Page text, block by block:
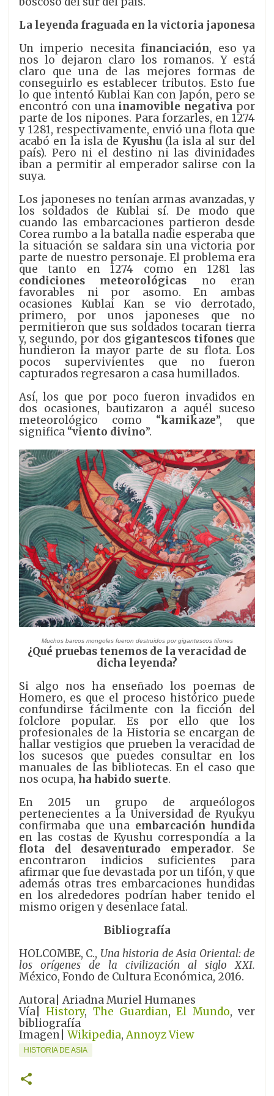
La leyenda fraguada en la victoria japonesa
Un imperio necesitafinanciación, eso ya
nos lo dejaron claro los romanos. Y está
claro que una de las mejores formas de
conseguirlo es establecer tributos. Esto fue
lo que intentó Kublai Kan con Japón, pero se
encontró con una inamovible negativa por
parte de los nipones. Para forzarles, en 1274
y 1281, respectivamente, envió una flota que
acabó en la isla de Kyushu (la isla al sur del
país). Pero ni el destino ni las divinidades
iban a permitir al emperador salirse con la
suya.
Los japoneses no tenían armas avanzadas, y
los soldados de Kublai sí. De modo que
cuando las embarcaciones partieron desde
Corea rumbo a la batalla nadie esperaba que
la situación se saldara sin una victoria por
parte de nuestro personaje. El problema era
que tanto en 1274 como en 1281 las
condiciones meteorológicas no eran
favorables ni por asomo. En ambas
ocasiones Kublai Kan se vio derrotado,
primero, por unos japoneses que no
permitieron que sus soldados tocaran tierra
y, segundo, por dos gigantescos tifones que
hundieron la mayor parte de su flota. Los
pocos supervivientes que no fueron
capturados regresaron a casa humillados.
Así, los que por poco fueron invadidos en
dos ocasiones, bautizaron a aquél suceso
meteorológico como “kamikaze”, que
significa “viento divino”.
Muchos barcos mongoles fueron destruidos por gigantescos tifones
¿Qué pruebas tenemos de la veracidad de
dicha leyenda?
Si algo nos ha enseñado los poemas de
Homero, es que el proceso histórico puede
confundirse fácilmente con la ficción del
folclore popular. Es por ello que los
profesionales de la Historia se encargan de
hallar vestigios que prueben la veracidad de
los sucesos que puedes consultar en los
manuales de las bibliotecas. En el caso que
nos ocupa, ha habido suerte.
En 2015 un grupo de arqueólogos
pertenecientes a la Universidad de Ryukyu
confirmaba que una embarcación hundida
en las costas de Kyushu correspondía a la
flota del desaventurado emperador. Se
encontraron indicios suficientes para
afirmar que fue devastada por un tifón, y que
además otras tres embarcaciones hundidas
en los alrededores podrían haber tenido el
mismo origen y desenlace fatal.
Bibliografía
HOLCOMBE, C., Una historia de Asia Oriental: de
los orígenes de la civilización al siglo XXI.
México, Fondo de Cultura Económica, 2016.
Autora| Ariadna Muriel Humanes
Vía|History, The Guardian,El Mundo, ver
bibliografía
Imagen| Wikipedia,Annoyz View
HISTORIA DE ASIA